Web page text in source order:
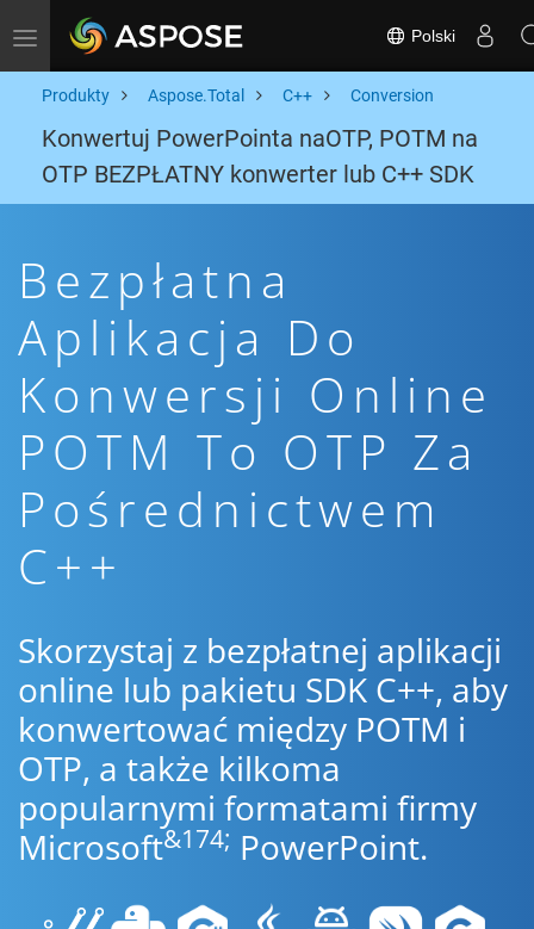
Toggle navigation Polski
Produkty Aspose.Total C++ Conversion
Konwertuj PowerPointa naOTP, POTM na
OTP BEZPŁATNY konwerter lub C++ SDK
Bezpłatna
Aplikacja Do
Konwersji Online
POTM To OTP Za
Pośrednictwem
C++
Skorzystaj z bezpłatnej aplikacji
online lub pakietu SDK C++, aby
konwertować między POTM i
OTP, a także kilkoma
popularnymi formatami firmy
Microsoft&174; PowerPoint.